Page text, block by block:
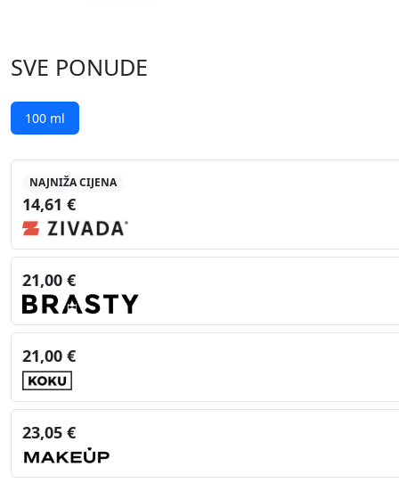
SVE PONUDE
100 ml
NAJNIŽA CIJENA
14,61 €
21,00 €
21,00 €
23,05 €